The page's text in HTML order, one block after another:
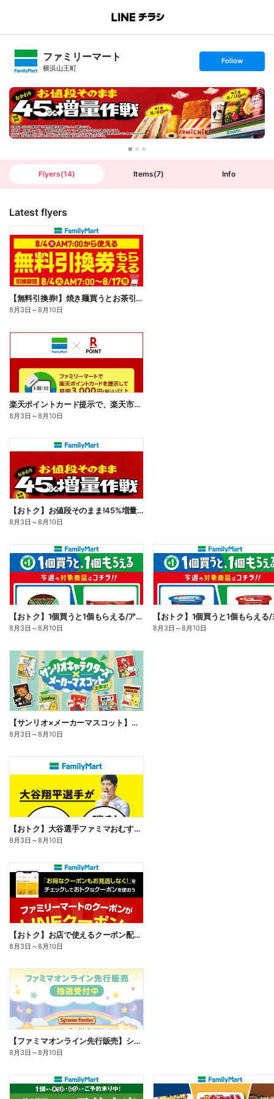
B
n
T
ファミリーマート
横浜山王町
s
t
o
l
l
o
w
Follow
Flyers(14) Items(7) Info
Latest flyers
【無料引換券!】焼き麺買うとお茶引換券貰える!
8月3日 ～8月10日
楽天ポイントカード提示で、楽天市場でのお買い物がおトクに!
8月3日 ～8月10日
【おトク】お値段そのまま!45%増量作戦!
8月3日 ～8月10日
【おトク】1個買うと1個もらえる/アイス
8月3日 ～8月10日 8月3日 ～8月10日
【サンリオ×メーカーマスコット】オリジナルグッズ貰える!
8月3日 ～8月10日
【おトク】大谷選手ファミマおむすび割
8月3日 ～8月10日
【おトク】お店で使えるクーポン配信中
8月3日 ～8月10日
【ファミマオンライン先行販売】シルバニアファミリー
8月3日 ～8月10日